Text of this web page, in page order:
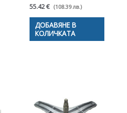
55.42 € (108.39 лв.)
ДОБАВЯНЕ В
КОЛИЧКАТА